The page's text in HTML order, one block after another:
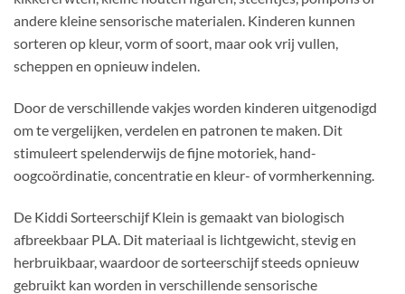
andere kleine sensorische materialen. Kinderen kunnen
sorteren op kleur, vorm of soort, maar ook vrij vullen,
scheppen en opnieuw indelen.
Door de verschillende vakjes worden kinderen uitgenodigd
om te vergelijken, verdelen en patronen te maken. Dit
stimuleert spelenderwijs de fijne motoriek, hand-
oogcoördinatie, concentratie en kleur- of vormherkenning.
De Kiddi Sorteerschijf Klein is gemaakt van biologisch
afbreekbaar PLA. Dit materiaal is lichtgewicht, stevig en
herbruikbaar, waardoor de sorteerschijf steeds opnieuw
gebruikt kan worden in verschillende sensorische